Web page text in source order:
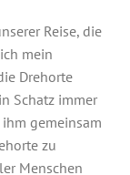
Reise, die
mein
Drehorte
Schatz immer
gemeinsam
zu
Menschen